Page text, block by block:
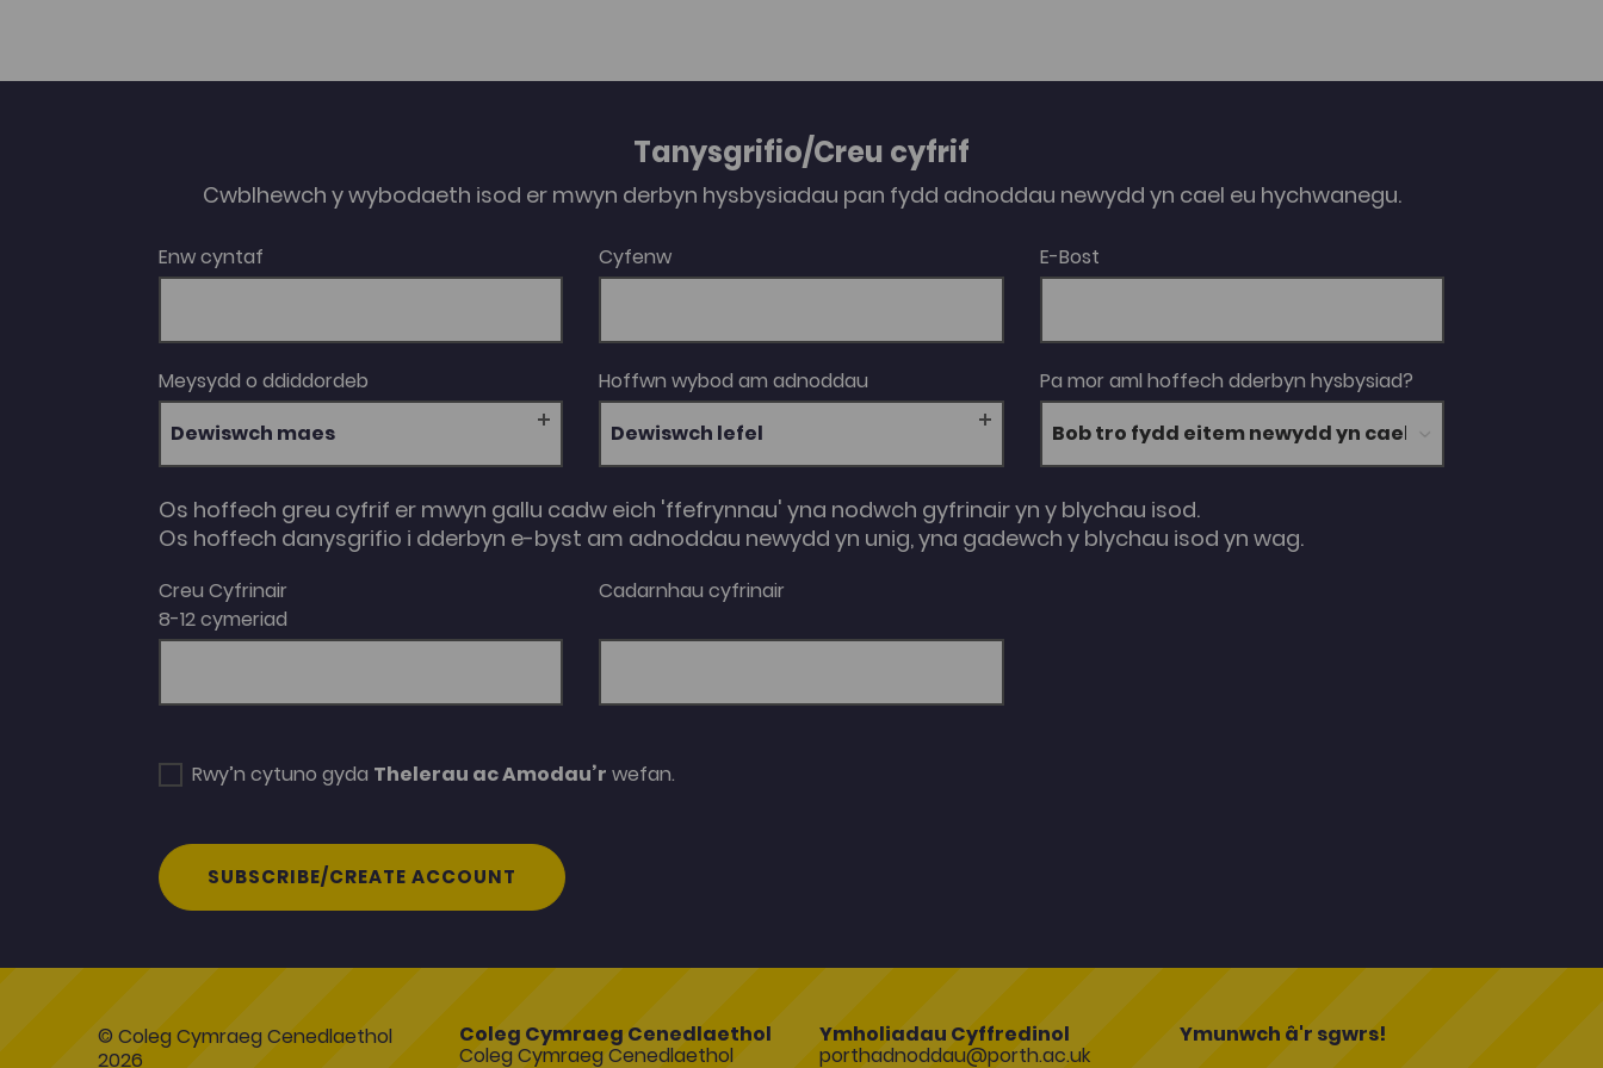
hychwanegu isod yn fuan.
Tanysgrifio/Creu cyfrif
Cwblhewch y wybodaeth isod er mwyn derbyn hysbysiadau pan fydd adnoddau newydd yn cael eu hychwanegu.
Enw cyntaf Cyfenw E-Bost
Meysydd o ddiddordeb
Dewiswch maes
Hoffwn wybod am adnoddau
Dewiswch lefel
Pa mor aml hoffech dderbyn hysbysiad?
Os hoffech greu cyfrif er mwyn gallu cadw eich 'ffefrynnau' yna nodwch gyfrinair yn y blychau isod.
Os hoffech danysgrifio i dderbyn e-byst am adnoddau newydd yn unig, yna gadewch y blychau isod yn wag.
Creu Cyfrinair
8-12 cymeriad
Cadarnhau cyfrinair
Rwy’n cytuno gyda Thelerau ac Amodau’r wefan.
SUBSCRIBE/CREATE ACCOUNT
© Coleg Cymraeg Cenedlaethol
2026
Coleg Cymraeg Cenedlaethol
Coleg Cymraeg Cenedlaethol
Ymholiadau Cyffredinol
porthadnoddau@porth.ac.uk
Ymunwch â'r sgwrs!